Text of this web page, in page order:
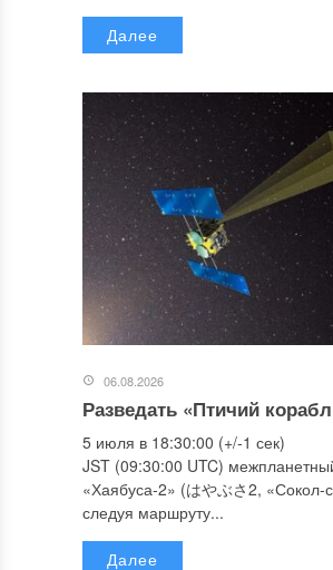
Далее
06.08.2026
Разведать «Птичий
5 июля в 18:30:00 (+/-1 сек)
JST (09:30:00 UTC)
«Хаябуса-2» (はやぶさ2, «Сокол-
следуя маршруту...
Далее